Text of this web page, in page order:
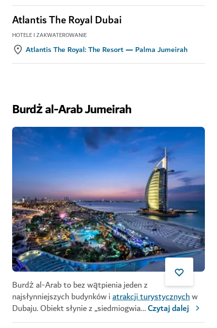
Atlantis The Royal Dubai
HOTELE I ZAKWATEROWANIE
Atlantis The Royal: The Resort — Palma Jumeirah
Burdż al-Arab Jumeirah
Burdż al-Arab to bez wątpienia jeden z
najsłynniejszych budynków iatrakcji turystycznychw
Dubaju. Obiekt słynie z „siedmiogwia...Czytaj dalej